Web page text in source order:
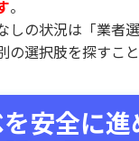
。
しの状況は「業者
選択肢を探すこと
安全に進